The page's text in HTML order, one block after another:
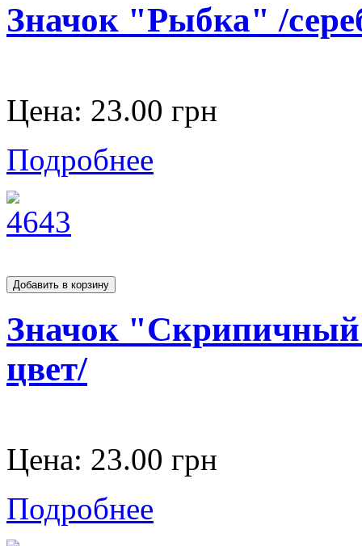
Значок "Рыбка" /
Цена: 23.00 грн
Подробнее
Значок "Скрипичный
цвет/
Цена: 23.00 грн
Подробнее